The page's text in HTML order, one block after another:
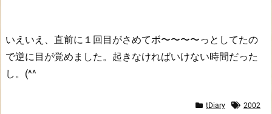
いえいえ、直前に１回目がさめてボ〜〜〜〜っとしてたの
で逆に目が覚めました。起きなければいけない時間だった
し。(^^
tDiary 2002